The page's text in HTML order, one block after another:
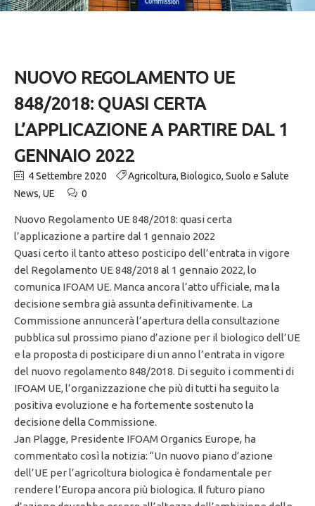
NUOVO REGOLAMENTO UE
848/2018: QUASI CERTA
L’APPLICAZIONE A PARTIRE DAL 1
GENNAIO 2022
4 Settembre 2020 Agricoltura, Biologico, Suolo e Salute
News, UE 0
Nuovo Regolamento UE 848/2018: quasi certa
l’applicazione a partire dal 1 gennaio 2022
Quasi certo il tanto atteso posticipo dell’entrata in vigore
del Regolamento UE 848/2018 al 1 gennaio 2022, lo
comunica IFOAM UE. Manca ancora l’atto ufficiale, ma la
decisione sembra già assunta definitivamente. La
Commissione annuncerà l’apertura della consultazione
pubblica sul prossimo piano d’azione per il biologico dell’UE
e la proposta di posticipare di un anno l’entrata in vigore
del nuovo regolamento 848/2018. Di seguito i commenti di
IFOAM UE, l’organizzazione che più di tutti ha seguito la
positiva evoluzione e ha fortemente sostenuto la
decisione della Commissione.
Jan Plagge, Presidente IFOAM Organics Europe, ha
commentato così la notizia: “Un nuovo piano d’azione
dell’UE per l’agricoltura biologica è fondamentale per
rendere l’Europa ancora più biologica. Il futuro piano